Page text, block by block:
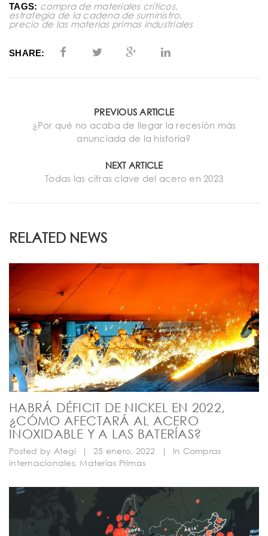
TAGS: compra de materiales críticos,
estrategia de la cadena de suministro,
precio de las materias primas industriales
SHARE:
PREVIOUS ARTICLE
¿Por qué no acaba de llegar la recesión más
anunciada de la historia?
NEXT ARTICLE
Todas las cifras clave del acero en 2023
RELATED NEWS
HABRÁ DÉFICIT DE NICKEL EN 2022,
¿CÓMO AFECTARÁ AL ACERO
INOXIDABLE Y A LAS BATERÍAS?
Posted by Ategi | 25 enero, 2022 | In Compras
internacionales, Materias Primas